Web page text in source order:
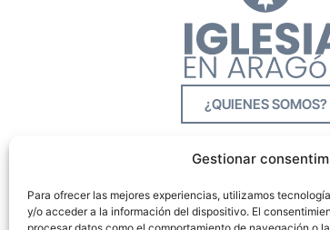
Gestionar
Para ofrecer las mejores experiencias, utilizamos
y/o acceder a la información del dispositivo. El
¿QUIENES SOMOS?